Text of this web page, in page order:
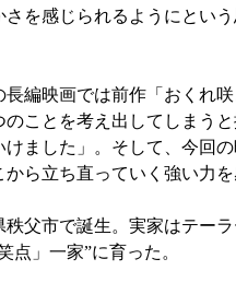
を感じられるようにという
編映画では前作「おくれ
ことを考え出してしまう
ました」。そして、今回
ら立ち直っていく強い力
父市で誕生。実家はテー
点」一家”に育った。